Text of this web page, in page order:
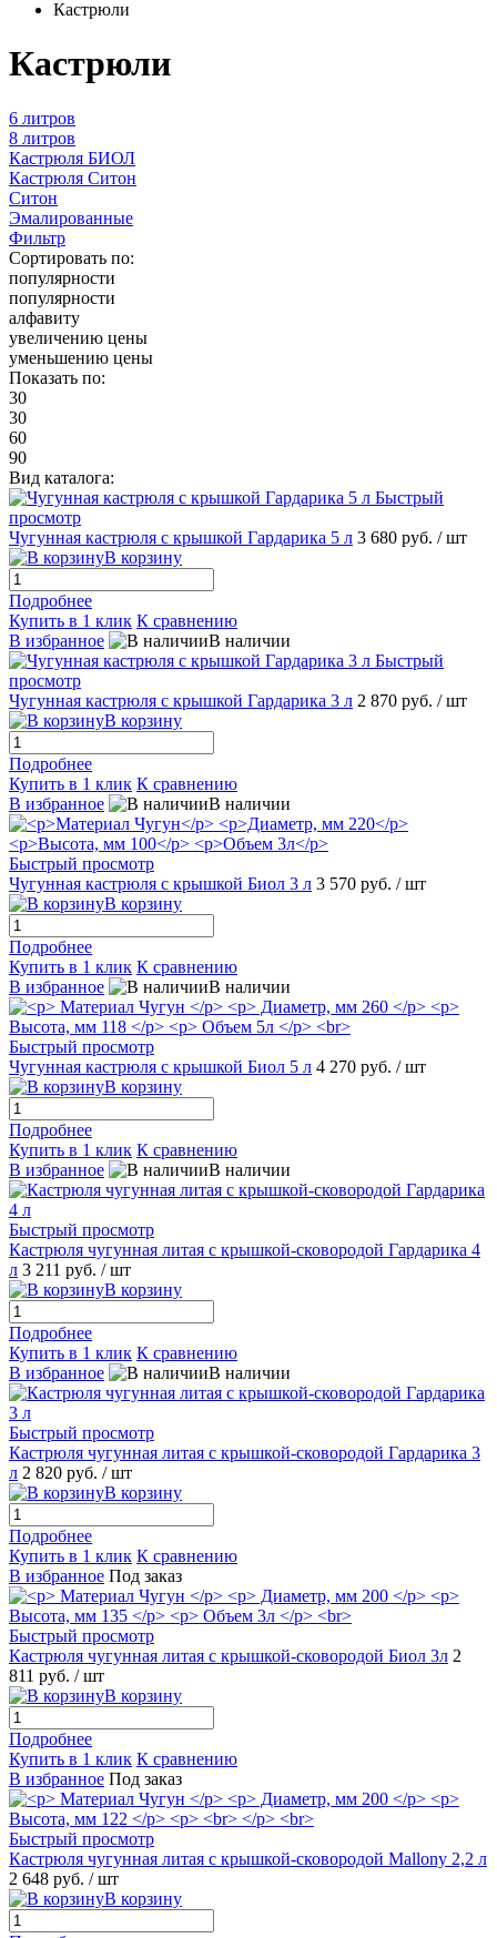
Кастрюли
Кастрюли
6 литров
8 литров
Кастрюля БИОЛ
Кастрюля Ситон
Ситон
Эмалированные
Фильтр
Сортировать по:
популярности
популярности
алфавиту
увеличению цены
уменьшению цены
Показать по:
30
30
60
90
Вид каталога:
Быстрый
просмотр
Чугунная кастрюля с крышкой Гардарика 5 л 3 680 руб. / шт
В корзину
Подробнее
Купить в 1 клик К сравнению
В избранное
В наличии
Быстрый
просмотр
Чугунная кастрюля с крышкой Гардарика 3 л 2 870 руб. / шт
В корзину
Подробнее
Купить в 1 клик К сравнению
В избранное
В наличии
Быстрый просмотр
Чугунная кастрюля с крышкой Биол 3 л 3 570 руб. / шт
В корзину
Подробнее
Купить в 1 клик К сравнению
В избранное
В наличии
Быстрый просмотр
Чугунная кастрюля с крышкой Биол 5 л 4 270 руб. / шт
В корзину
Подробнее
Купить в 1 клик К сравнению
В избранное
В наличии
Быстрый просмотр
Кастрюля чугунная литая с крышкой-сковородой Гардарика 4
л 3 211 руб. / шт
В корзину
Подробнее
Купить в 1 клик К сравнению
В избранное
В наличии
Быстрый просмотр
Кастрюля чугунная литая с крышкой-сковородой Гардарика 3
л 2 820 руб. / шт
В корзину
Подробнее
Купить в 1 клик К сравнению
В избранное Под заказ
Быстрый просмотр
Кастрюля чугунная литая с крышкой-сковородой Биол 3л 2
811 руб. / шт
В корзину
Подробнее
Купить в 1 клик К сравнению
В избранное Под заказ
Быстрый просмотр
Кастрюля чугунная литая с крышкой-сковородой Mallony 2,2 л
2 648 руб. / шт
В корзину